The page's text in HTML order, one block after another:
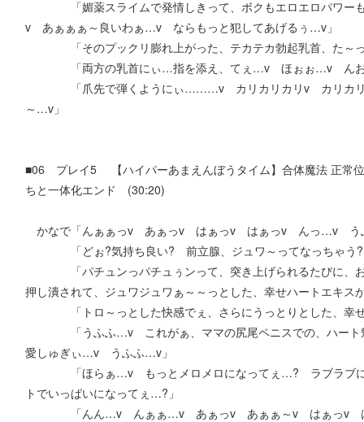
「媚薬スライムで発情しきって、ボクもエロエロパワー
v あぁぁぁ～良いわぁ…v ならもっと犯してあげるぅ…v」
「そのプックリ膨れ上がった、テカテカ勃起乳首、た～
「両方の乳首にぃ…指を添え、てぇ…v ほぉぉ…v ん
「爪先で弾くようにぃ………v カリカリカリv カリカリv
～…v」
■06 プレイ5 【ハイパーあまえんぼうタイム】合体魔法 正常
ちと一体化エンド (30:20)
かなで「んぁぁっv あぁっv はぁっv はぁっv んっ…v う
「どぉ?気持ち良い? 前立腺、ジュワ～ってなっちゃう
「パチュンっパチュぅンって、突き上げられるたびに、お
押し潰されて、ジュワジュワぁ～～っとした、幸せハートエキ
「トロ～っとした快感でぇ、さらにうっとりとした、幸
「うふふ…v これがぁ、ママの尻尾ペニスでの、ハート
愛しゅぎぃ…v うふふ…v」
「ほらぁ…v もっとメロメロになってぇ…? ラブラブに
トでいっぱいになってぇ…?」
「んん…v んぁぁ…v あぁっv あぁぁ～v はぁっv は